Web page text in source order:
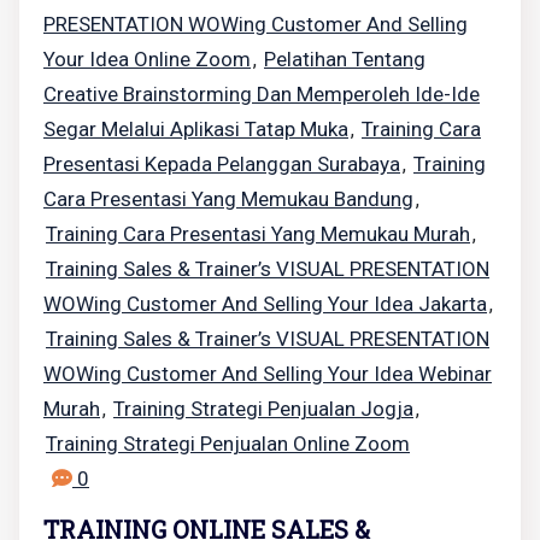
PRESENTATION WOWing Customer And Selling
Your Idea Online Zoom, Pelatihan Tentang
Creative Brainstorming Dan Memperoleh Ide-Ide
Segar Melalui Aplikasi Tatap Muka, Training Cara
Presentasi Kepada Pelanggan Surabaya, Training
Cara Presentasi Yang Memukau Bandung,
Training Cara Presentasi Yang Memukau Murah,
Training Sales & Trainer’s VISUAL PRESENTATION
WOWing Customer And Selling Your Idea Jakarta,
Training Sales & Trainer’s VISUAL PRESENTATION
WOWing Customer And Selling Your Idea Webinar
Murah, Training Strategi Penjualan Jogja,
Training Strategi Penjualan Online Zoom
0
TRAINING ONLINE SALES &